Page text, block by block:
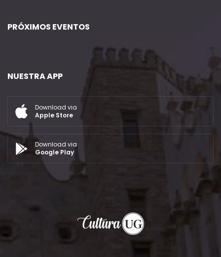
PRÓXIMOS EVENTOS
NUESTRA APP
Download via
Apple Store
Download via
Google Play